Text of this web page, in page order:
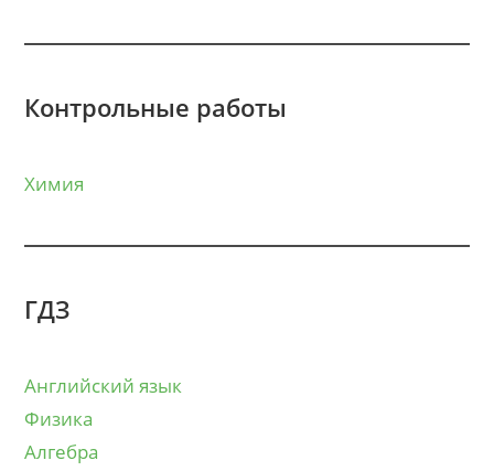
Контрольные работы
Химия
ГДЗ
Английский язык
Физика
Алгебра